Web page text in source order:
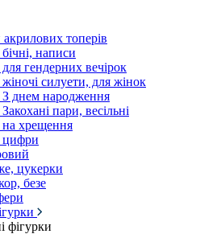
топерів
написи
гендерних вечірок
силуети, для жінок
днем ​​народження
пари, весільні
хрещення
цифри
цукерки
безе
фігурки